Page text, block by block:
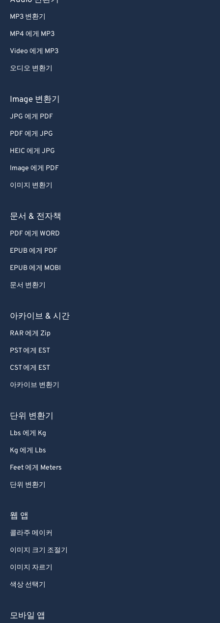
MP3 변환기
MP4 에게 MP3
Video 에게 MP3
오디오 변환기
Image 변환기
JPG 에게 PDF
PDF 에게 JPG
HEIC 에게 JPG
Image 에게 PDF
이미지 변환기
문서 & 전자책
PDF 에게 WORD
EPUB 에게 PDF
EPUB 에게 MOBI
문서 변환기
아카이브 & 시간
RAR 에게 Zip
PST 에게 EST
CST 에게 EST
아카이브 변환기
단위 변환기
Lbs 에게 Kg
Kg 에게 Lbs
Feet 에게 Meters
단위 변환기
웹 앱
콜라주 메이커
이미지 크기 조절기
이미지 자르기
색상 선택기
모바일 앱